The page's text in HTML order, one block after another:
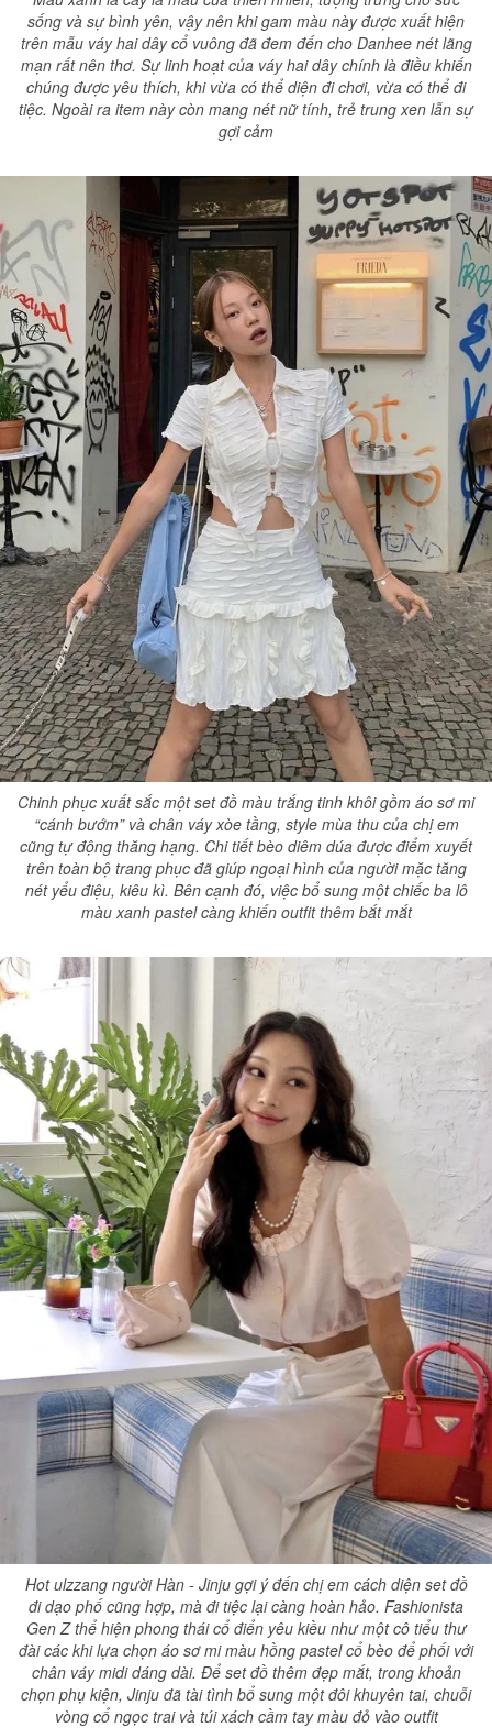
sống và sự bình yên, vậy nên khi gam màu này được xuất hiện
trên mẫu váy hai dây cổ vuông đã đem đến cho Danhee nét lãng
mạn rất nên thơ. Sự linh hoạt của váy hai dây chính là điều khiến
chúng được yêu thích, khi vừa có thể diện đi chơi, vừa có thể đi
tiệc. Ngoài ra item này còn mang nét nữ tính, trẻ trung xen lẫn sự
gợi cảm
Chinh phục xuất sắc một set đồ màu trắng tinh khôi gồm áo sơ mi
“cánh bướm” và chân váy xòe tầng, style mùa thu của chị em
cũng tự động thăng hạng. Chi tiết bèo diêm dúa được điểm xuyết
trên toàn bộ trang phục đã giúp ngoại hình của người mặc tăng
nét yểu điệu, kiêu kì. Bên cạnh đó, việc bổ sung một chiếc ba lô
màu xanh pastel càng khiến outfit thêm bắt mắt
Hot ulzzang người Hàn - Jinju gợi ý đến chị em cách diện set đồ
đi dạo phố cũng hợp, mà đi tiệc lại càng hoàn hảo. Fashionista
Gen Z thể hiện phong thái cổ điển yêu kiều như một cô tiểu thư
đài các khi lựa chọn áo sơ mi màu hồng pastel cổ bèo để phối với
chân váy midi dáng dài. Để set đồ thêm đẹp mắt, trong khoản
chọn phụ kiện, Jinju đã tài tình bổ sung một đôi khuyên tai, chuỗi
vòng cổ ngọc trai và túi xách cầm tay màu đỏ vào outfit